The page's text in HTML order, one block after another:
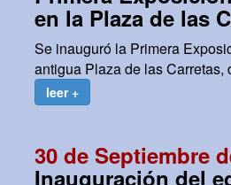
en la Plaza de las
Se inauguró la Primera
antigua Plaza de las Carretas,
leer +
30 de Septiembre
Inauguración del